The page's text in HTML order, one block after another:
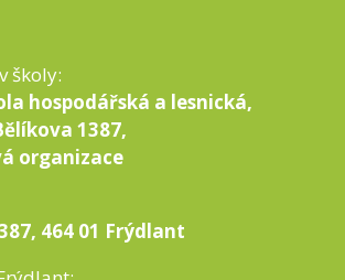
školy:
hospodářská a lesnická,
1387,
organizace
464 01 Frýdlant